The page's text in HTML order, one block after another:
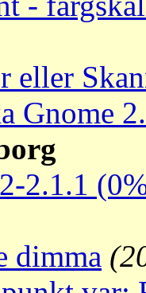
eller
Gnome
2.1.1
dimma